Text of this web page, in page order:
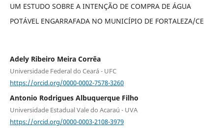
UM ESTUDO SOBRE A INTENÇÃO DE COMPRA DE ÁGUA
POTÁVEL ENGARRAFADA NO MUNICÍPIO DE FORTALEZA/CE
Adely Ribeiro Meira Corrêa
Universidade Federal do Ceará - UFC
https://orcid.org/0000-0002-7578-3260
Antonio Rodrigues Albuquerque Filho
Universidade Estadual Vale do Acaraú - UVA
https://orcid.org/0000-0003-2108-3979